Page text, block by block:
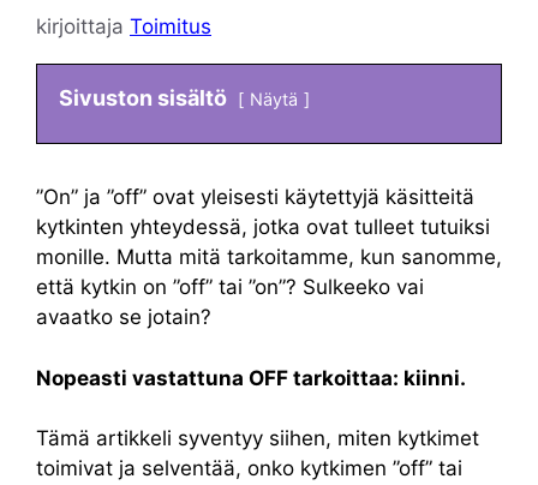
kirjoittaja Toimitus
Sivuston sisältö Näytä
”On” ja ”off” ovat yleisesti käytettyjä käsitteitä
kytkinten yhteydessä, jotka ovat tulleet tutuiksi
monille. Mutta mitä tarkoitamme, kun sanomme,
että kytkin on ”off” tai ”on”? Sulkeeko vai
avaatko se jotain?
Nopeasti vastattuna OFF tarkoittaa: kiinni.
Tämä artikkeli syventyy siihen, miten kytkimet
toimivat ja selventää, onko kytkimen ”off” tai